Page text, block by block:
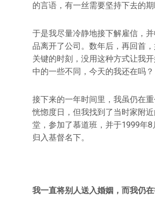
的言语，有一丝需要坚持下去的期
于是我尽量冷静地接下解雇信，
品离开了公司。数年后，再回首
关键的时刻，没用这种方式让我
中的一些不同，今天的我还在吗？
接下来的一年时间里，我虽仍在
恍惚度日，但我找到了当时家附
堂，参加了慕道班，并于1999年8
归入基督名下。
我一直将别人送入婚姻，而我仍